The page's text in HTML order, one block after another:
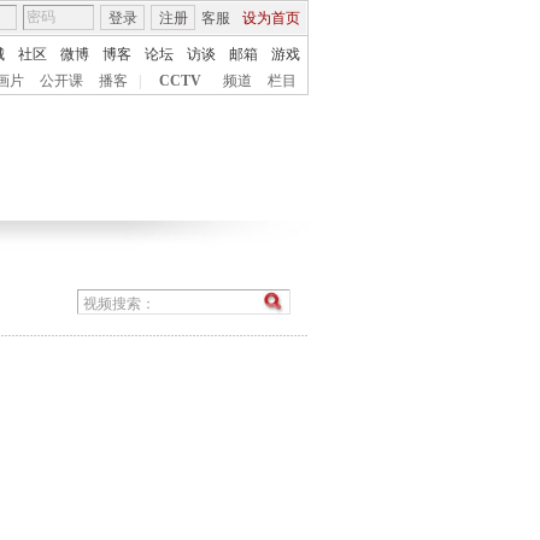
客服 设为首页
登录 注册
社区 微博 博客 论坛 访谈 邮箱
游戏
片
公开课 播客 CCTV 频道 栏目